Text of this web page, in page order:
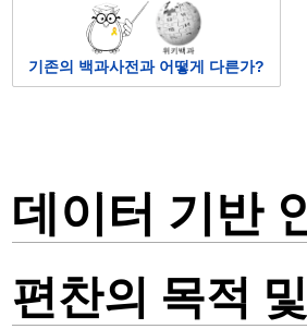
기존의 백과사전과 어떻게 다른가?
데이터 기반
편찬의 목적